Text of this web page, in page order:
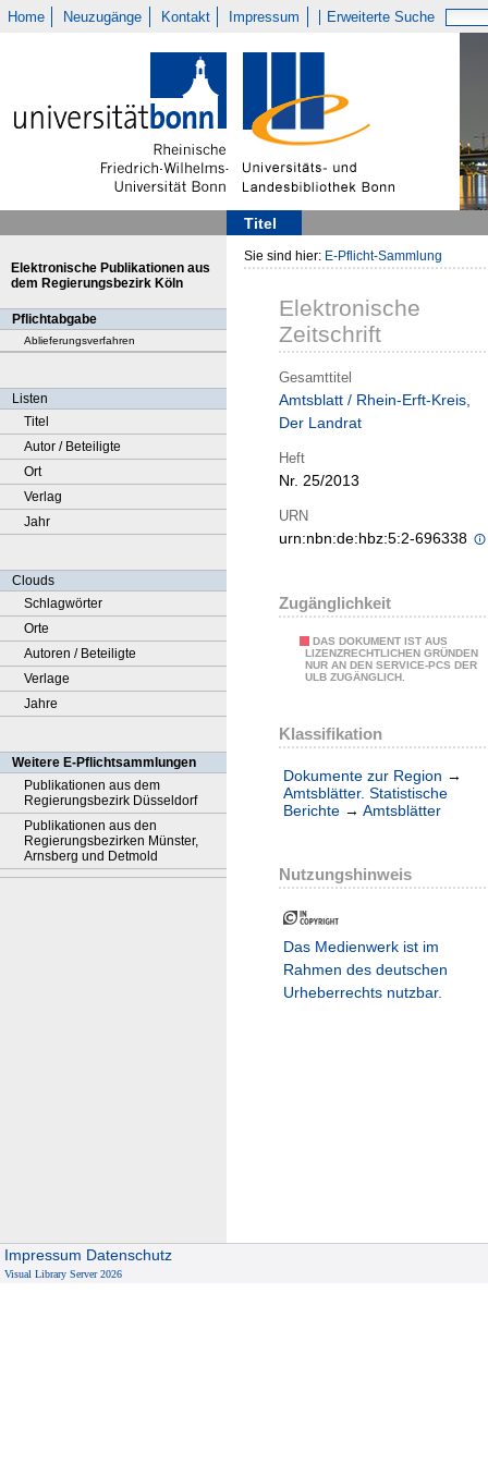
Home Neuzugänge Kontakt Impressum Erweiterte Suche
Titel
Elektronische Publikationen aus
dem Regierungsbezirk Köln
Pflichtabgabe
Ablieferungsverfahren
Listen
Titel
Autor / Beteiligte
Ort
Verlag
Jahr
Clouds
Schlagwörter
Orte
Autoren / Beteiligte
Verlage
Jahre
Weitere E-Pflichtsammlungen
Publikationen aus dem
Regierungsbezirk Düsseldorf
Publikationen aus den
Regierungsbezirken Münster,
Arnsberg und Detmold
Sie sind hier: E-Pflicht-Sammlung
Elektronische
Zeitschrift
Gesamttitel
Amtsblatt / Rhein-Erft-Kreis,
Der Landrat
Heft
Nr. 25/2013
URN
urn:nbn:de:hbz:5:2-696338
Zugänglichkeit
DAS DOKUMENT IST AUS
LIZENZRECHTLICHEN GRÜNDEN
NUR AN DEN SERVICE-PCS DER
ULB ZUGÄNGLICH.
Klassifikation
Dokumente zur Region →
Amtsblätter. Statistische
Berichte → Amtsblätter
Nutzungshinweis
Das Medienwerk ist im
Rahmen des deutschen
Urheberrechts nutzbar.
Impressum Datenschutz
Visual Library Server 2026